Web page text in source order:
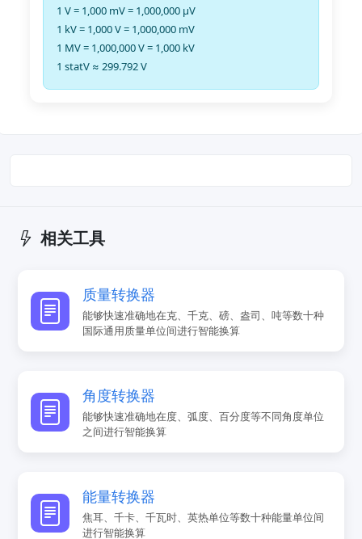
1 V = 1,000 mV = 1,000,000 μV
1 kV = 1,000 V = 1,000,000 mV
1 MV = 1,000,000 V = 1,000 kV
1 statV ≈ 299.792 V
相关工具
质量转换器
能够快速准确地在克、千克、磅、盎司、吨等数十种
国际通用质量单位间进行智能换算
角度转换器
能够快速准确地在度、弧度、百分度等不同角度单位
之间进行智能换算
能量转换器
焦耳、千卡、千瓦时、英热单位等数十种能量单位间
进行智能换算